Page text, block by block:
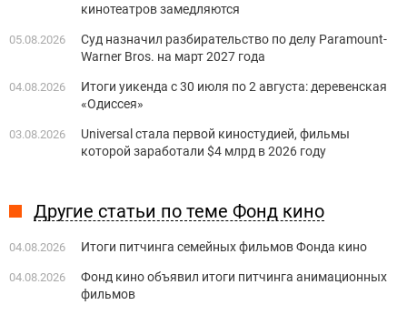
кинотеатров замедляются
05.08.2026
Суд назначил разбирательство по делу Paramount-
Warner Bros. на март 2027 года
04.08.2026
Итоги уикенда с 30 июля по 2 августа: деревенская
«Одиссея»
03.08.2026
Universal стала первой киностудией, фильмы
которой заработали $4 млрд в 2026 году
Другие статьи по теме Фонд кино
04.08.2026 Итоги питчинга семейных фильмов Фонда кино
04.08.2026
Фонд кино объявил итоги питчинга анимационных
фильмов